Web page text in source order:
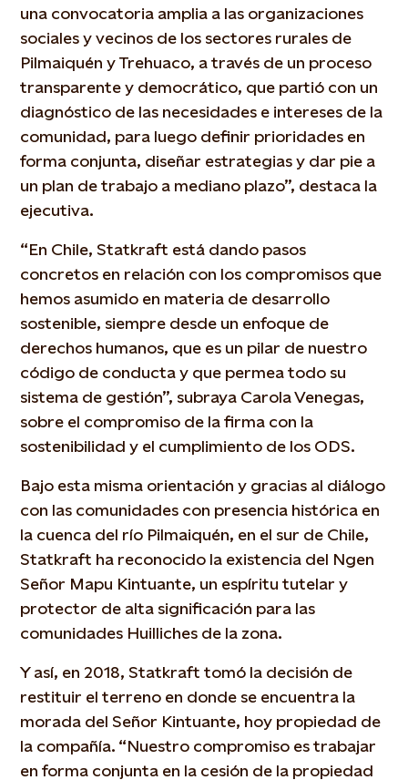
una convocatoria amplia a las organizaciones
sociales y vecinos de los sectores rurales de
Pilmaiquén y Trehuaco, a través de un proceso
transparente y democrático, que partió con un
diagnóstico de las necesidades e intereses de la
comunidad, para luego definir prioridades en
forma conjunta, diseñar estrategias y dar pie a
un plan de trabajo a mediano plazo”, destaca la
ejecutiva.
“En Chile, Statkraft está dando pasos
concretos en relación con los compromisos que
hemos asumido en materia de desarrollo
sostenible, siempre desde un enfoque de
derechos humanos, que es un pilar de nuestro
código de conducta y que permea todo su
sistema de gestión”, subraya Carola Venegas,
sobre el compromiso de la firma con la
sostenibilidad y el cumplimiento de los ODS.
Bajo esta misma orientación y gracias al diálogo
con las comunidades con presencia histórica en
la cuenca del río Pilmaiquén, en el sur de Chile,
Statkraft ha reconocido la existencia del Ngen
Señor Mapu Kintuante, un espíritu tutelar y
protector de alta significación para las
comunidades Huilliches de la zona.
Y así, en 2018, Statkraft tomó la decisión de
restituir el terreno en donde se encuentra la
morada del Señor Kintuante, hoy propiedad de
la compañía. “Nuestro compromiso es trabajar
en forma conjunta en la cesión de la propiedad